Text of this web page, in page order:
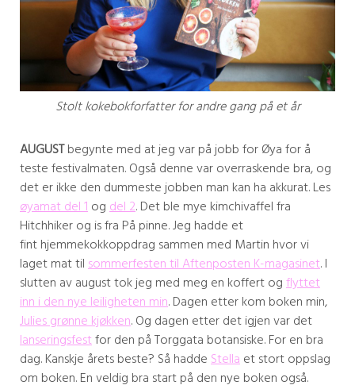
Stolt kokebokforfatter for andre gang på et år
AUGUSTbegynte med at jeg var på jobb for Øya for å
teste festivalmaten. Også denne var overraskende bra, og
det er ikke den dummeste jobben man kan ha akkurat. Les
øyamat del 1ogdel 2. Det ble mye kimchivaffel fra
Hitchhiker og is fra På pinne. Jeg hadde et
fint hjemmekokkoppdrag sammen med Martin hvor vi
laget mat tilsommerfesten til Aftenposten K-magasinet. I
slutten av august tok jeg med meg en koffert ogflyttet
inn i den nye leiligheten min. Dagen etter kom boken min,
Julies grønne kjøkken. Og dagen etter det igjen var det
lanseringsfestfor den på Torggata botansiske. For en bra
dag. Kanskje årets beste? Så haddeStellaet stort oppslag
om boken. En veldig bra start på den nye boken også.